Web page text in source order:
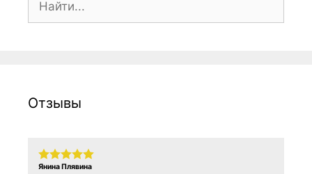
Отзывы
Янина Плявина